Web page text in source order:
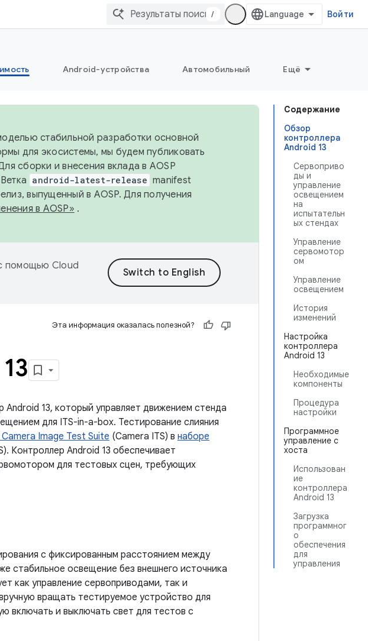
/ Войти
Android-устройства Автомобильный Ещё
Содержание
Обзор
контроллера
Android 13
Сервоприво
ды и
управление
освещением
на
испытательн
ых стендах
Управление
сервомотор
ом
Управление
освещением
История
изменений
Настройка
контроллера
Android 13
Необходимые
компоненты
Процедура
настройки
Программное
управление с
хоста
Использован
ие
контроллера
Android 13
Загрузка
программног
о
обеспечения
для
управления
стабильной разработки основной
для экосистемы, мы будем публиковать
сборки и внесения вклада в AOSP
android-latest-release manifest
выпущенный в AOSP. Для получения
в AOSP» .
помощью Cloud
Эта информация оказалась полезной?
13, который управляет движением стенда
для ITS-in-a-box. Тестирование слияния
Image Test Suite (Camera ITS) в наборе
Контроллер Android 13 обеспечивает
для тестовых сцен, требующих
с фиксированным расстоянием между
стабильное освещение без внешнего источника
как управление сервоприводами, так и
вращать тестируемое устройство для
включать и выключать свет для тестов с